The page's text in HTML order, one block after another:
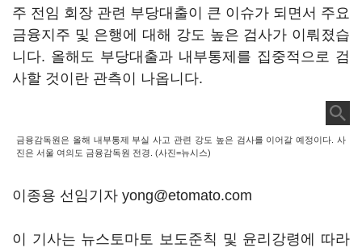
주 전임 회장 관련 부당대출이 큰 이슈가 되면서 주요
금융지주 및 은행에 대해 강도 높은 검사가 이뤄졌습
니다. 올해도 부당대출과 내부통제를 집중적으로 검
사할 것이란 관측이 나옵니다.
금융감독원은 올해 내부통제 부실 사고 관련 강도 높은 검사를 이어갈 예정이다. 사
진은 서울 여의도 금융감독원 전경. (사진=뉴시스)
이종용 선임기자 yong@etomato.com
이 기사는 뉴스토마토 보도준칙 및 윤리강령에 따라